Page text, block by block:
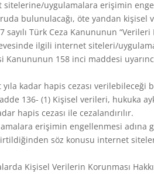
uygulamalara erişimin
bulunulacağı, öte yandan kişisel
Türk Ceza Kanununun “Verileri
ilgili internet siteleri/
158 inci maddesi
kadar hapis cezası verilebileceği
136- (1) Kişisel verileri, hukuka
hapis cezası ile cezalandırılır.
erişimin engellenmesi adına
söz konusu internet
Kişisel Verilerin Korunması